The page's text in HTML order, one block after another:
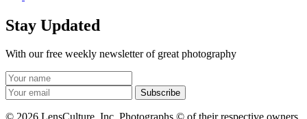
Stay Updated
With our free weekly newsletter of great photography